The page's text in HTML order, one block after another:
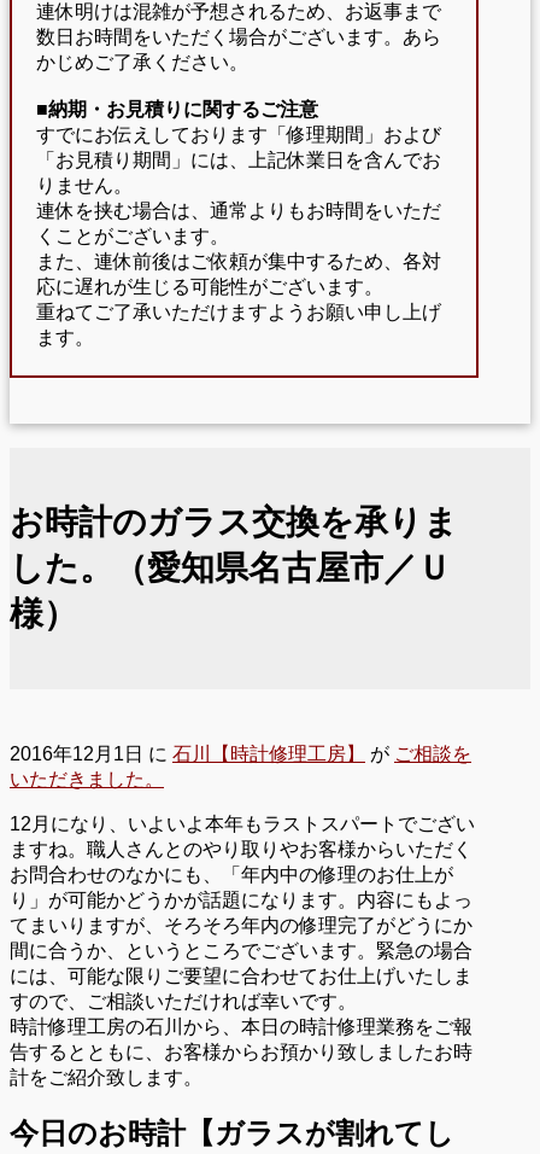
連休明けは混雑が予想されるため、お返事まで
数日お時間をいただく場合がございます。あら
かじめご了承ください。
■納期・お見積りに関するご注意
すでにお伝えしております「修理期間」および
「お見積り期間」には、上記休業日を含んでお
りません。
連休を挟む場合は、通常よりもお時間をいただ
くことがございます。
また、連休前後はご依頼が集中するため、各対
応に遅れが生じる可能性がございます。
重ねてご了承いただけますようお願い申し上げ
ます。
お時計のガラス交換を承りま
した。（愛知県名古屋市／Ｕ
様）
2016年12月1日 に 石川【時計修理工房】 が ご相談を
いただきました。
12月になり、いよいよ本年もラストスパートでござい
ますね。職人さんとのやり取りやお客様からいただく
お問合わせのなかにも、「年内中の修理のお仕上が
り」が可能かどうかが話題になります。内容にもよっ
てまいりますが、そろそろ年内の修理完了がどうにか
間に合うか、というところでございます。緊急の場合
には、可能な限りご要望に合わせてお仕上げいたしま
すので、ご相談いただければ幸いです。
時計修理工房の石川から、本日の時計修理業務をご報
告するとともに、お客様からお預かり致しましたお時
計をご紹介致します。
今日のお時計【ガラスが割れてし